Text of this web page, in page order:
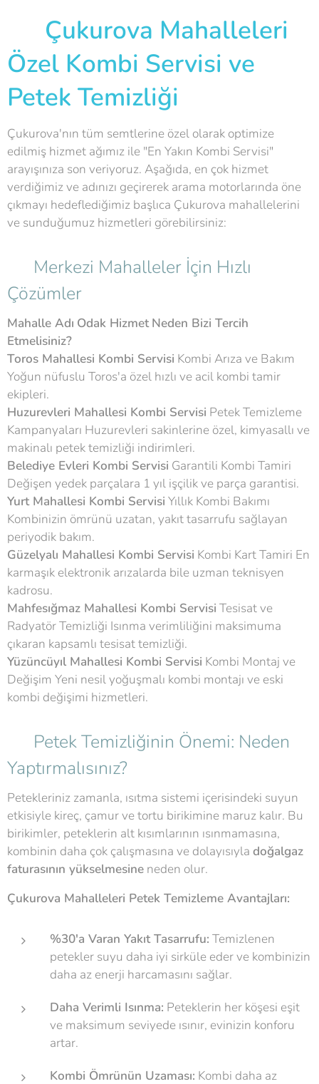
📍 Çukurova Mahalleleri
Özel Kombi Servisi ve
Petek Temizliği
Çukurova'nın tüm semtlerine özel olarak optimize
edilmiş hizmet ağımız ile "En Yakın Kombi Servisi"
arayışınıza son veriyoruz. Aşağıda, en çok hizmet
verdiğimiz ve adınızı geçirerek arama motorlarında öne
çıkmayı hedeflediğimiz başlıca Çukurova mahallelerini
ve sunduğumuz hizmetleri görebilirsiniz:
🌟 Merkezi Mahalleler İçin Hızlı
Çözümler
Mahalle Adı Odak Hizmet Neden Bizi Tercih
Etmelisiniz?
Toros Mahallesi Kombi Servisi Kombi Arıza ve Bakım
Yoğun nüfuslu Toros'a özel hızlı ve acil kombi tamir
ekipleri.
Huzurevleri Mahallesi Kombi Servisi Petek Temizleme
Kampanyaları Huzurevleri sakinlerine özel, kimyasallı ve
makinalı petek temizliği indirimleri.
Belediye Evleri Kombi Servisi Garantili Kombi Tamiri
Değişen yedek parçalara 1 yıl işçilik ve parça garantisi.
Yurt Mahallesi Kombi Servisi Yıllık Kombi Bakımı
Kombinizin ömrünü uzatan, yakıt tasarrufu sağlayan
periyodik bakım.
Güzelyalı Mahallesi Kombi Servisi Kombi Kart Tamiri En
karmaşık elektronik arızalarda bile uzman teknisyen
kadrosu.
Mahfesığmaz Mahallesi Kombi Servisi Tesisat ve
Radyatör Temizliği Isınma verimliliğini maksimuma
çıkaran kapsamlı tesisat temizliği.
Yüzüncüyıl Mahallesi Kombi Servisi Kombi Montaj ve
Değişim Yeni nesil yoğuşmalı kombi montajı ve eski
kombi değişimi hizmetleri.
💧 Petek Temizliğinin Önemi: Neden
Yaptırmalısınız?
Petekleriniz zamanla, ısıtma sistemi içerisindeki suyun
etkisiyle kireç, çamur ve tortu birikimine maruz kalır. Bu
birikimler, peteklerin alt kısımlarının ısınmamasına,
kombinin daha çok çalışmasına ve dolayısıyla doğalgaz
faturasının yükselmesine neden olur.
Çukurova Mahalleleri Petek Temizleme Avantajları:
%30'a Varan Yakıt Tasarrufu: Temizlenen
petekler suyu daha iyi sirküle eder ve kombinizin
daha az enerji harcamasını sağlar.
Daha Verimli Isınma: Peteklerin her köşesi eşit
ve maksimum seviyede ısınır, evinizin konforu
artar.
Kombi Ömrünün Uzaması: Kombi daha az